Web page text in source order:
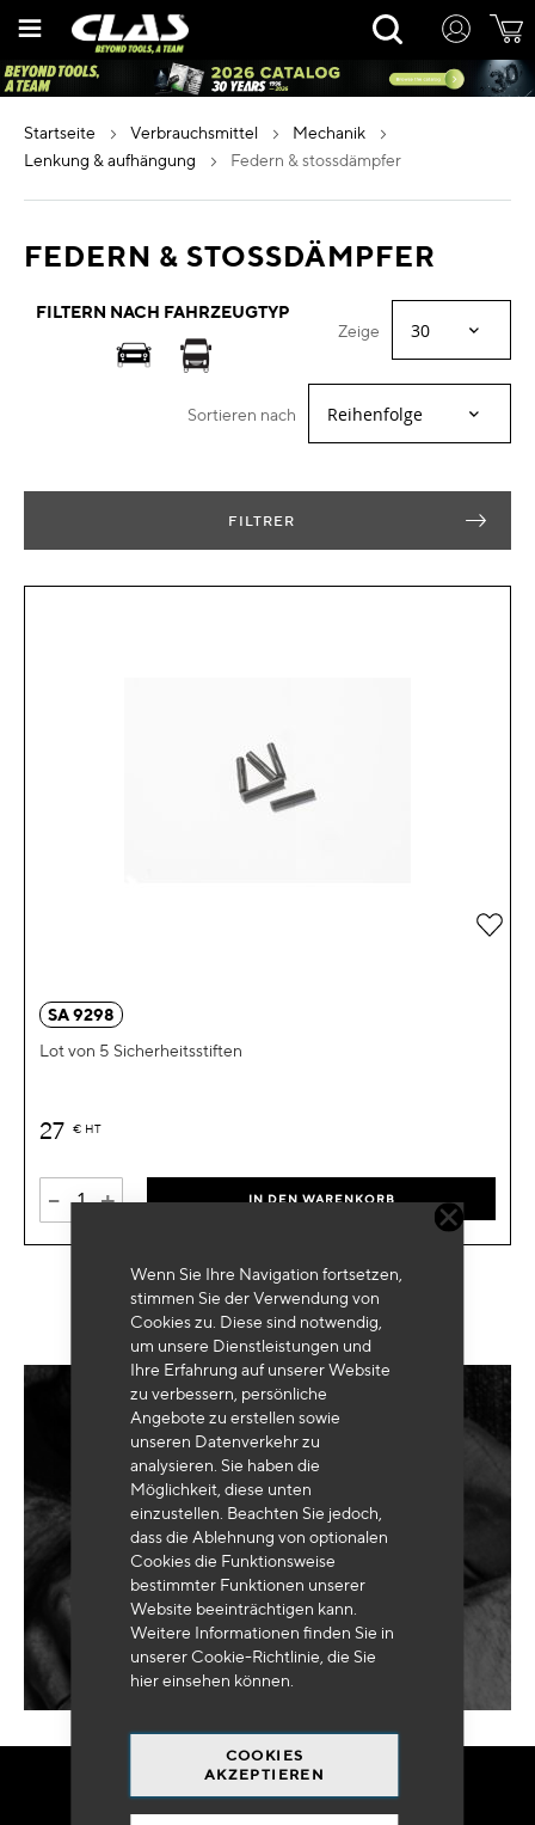
Wenn Sie Ihre Navigation fortsetzen,
stimmen Sie der Verwendung von
Cookies zu. Diese sind notwendig,
um unsere Dienstleistungen und
Ihre Erfahrung auf unserer Website
zu verbessern, persönliche
Angebote zu erstellen sowie
unseren Datenverkehr zu
analysieren. Sie haben die
Möglichkeit, diese unten
einzustellen. Beachten Sie jedoch,
dass die Ablehnung von optionalen
Cookies die Funktionsweise
bestimmter Funktionen unserer
Website beeinträchtigen kann.
Weitere Informationen finden Sie in
unserer Cookie-Richtlinie, die Sie
hiereinsehen können.
COOKIES
AKZEPTIEREN
Inhalt
Rechercher
startseite verbrauchsmittel
mechanik
lenkung & aufhängung
federn & stossdämpfer
FEDERN & STOSSDÄMPFER
FILTERN NACH FAHRZEUGTYP
Zeige
Sortieren nach
FILTRER
SA 9298
Lot von 5 Sicherheitsstiften
27 € HT
- + IN DEN WARENKORB
Zur
Benötigen Sie einemaßgeschneiderte
Ausrüstung?
SENDEN
MEINE ANFRAGE
BESTELLEN SIE